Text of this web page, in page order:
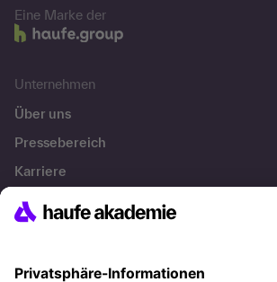
Eine Marke der
Unternehmen
Über uns
Pressebereich
Karriere
Referenzen